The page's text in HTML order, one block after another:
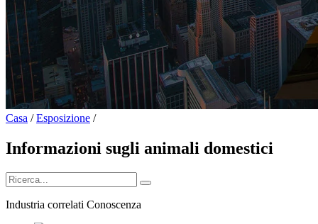
Casa /Esposizione /
Informazioni sugli animali domestici
Industria correlati Conoscenza